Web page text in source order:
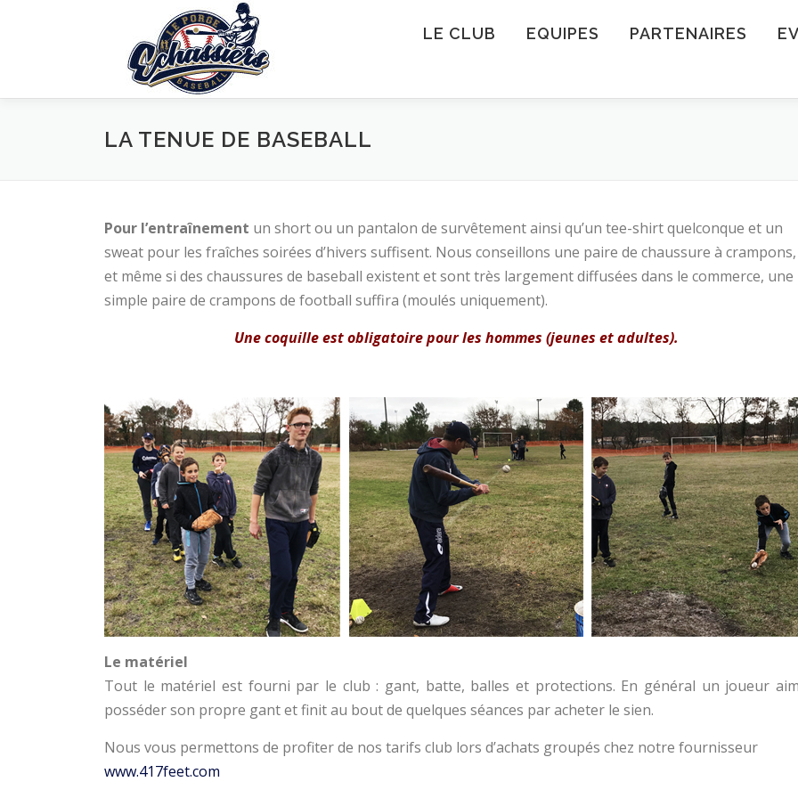
LE CLUB EQUIPES PARTENAIRES
LA TENUE DE BASEBALL
Pour l’entraînement un short ou un pantalon de survêtement ainsi qu’un tee-shirt quelconque et un
sweat pour les fraîches soirées d’hivers suffisent. Nous conseillons une paire de chaussure à crampons,
et même si des chaussures de baseball existent et sont très largement diffusées dans le commerce, une
simple paire de crampons de football suffira (moulés uniquement).
Une coquille est obligatoire pour les hommes (jeunes et adultes).
Le matériel
Tout le matériel est fourni par le club : gant, batte, balles et protections. En général un joueur
posséder son propre gant et finit au bout de quelques séances par acheter le sien.
Nous vous permettons de profiter de nos tarifs club lors d’achats groupés chez notre fournisseur
www.417feet.com